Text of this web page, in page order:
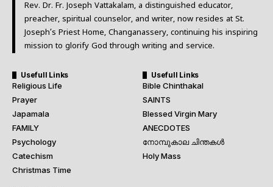
Rev. Dr. Fr. Joseph Vattakalam, a distinguished educator,
preacher, spiritual counselor, and writer, now resides at St.
Joseph’s Priest Home, Changanassery, continuing his inspiring
mission to glorify God through writing and service.
Usefull Links
Religious Life
Prayer
Japamala
FAMILY
Psychology
Catechism
Christmas Time
Usefull Links
Bible Chinthakal
SAINTS
Blessed Virgin Mary
ANECDOTES
നോമ്പുകാല ചിന്തകൾ
Holy Mass